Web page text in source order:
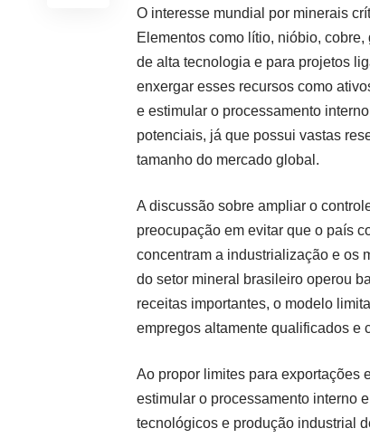
O interesse mundial por minerais
Elementos como lítio, nióbio,
de alta tecnologia e para projetos
enxergar esses recursos como
e estimular o processamento
potenciais, já que possui vastas
tamanho do mercado global.
A discussão sobre ampliar o
preocupação em evitar que o país
concentram a industrialização e os
do setor mineral brasileiro operou
receitas importantes, o modelo
empregos altamente qualificados e
Ao propor limites para exportações
estimular o processamento interno
tecnológicos e produção industrial